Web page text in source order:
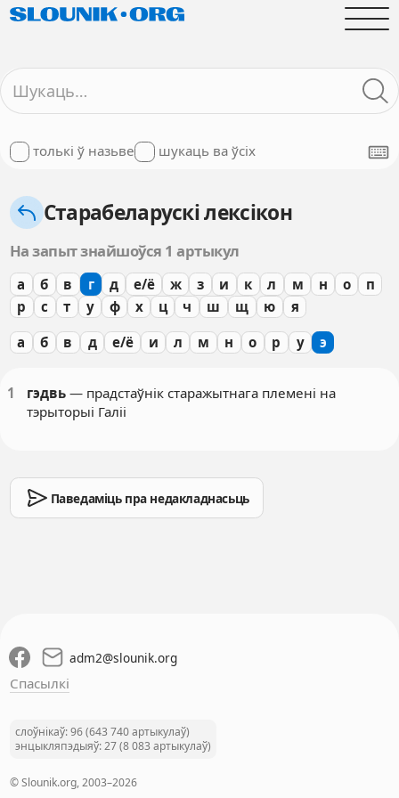
толькі ў назьве шукаць ва ўсіх
Старабеларускі лексікон
На запыт знайшоўся 1 артыкул
а б в г д е/ё ж з и к л м н о
п
р
с т у ф х ц ч ш щ ю я
а б в д е/ё и л м н о р у э
1 гэдвь — прадстаўнік старажытнага племені на
тэрыторыі Галіі
Паведаміць пра недакладнасьць
adm2@slounik.org
Спасылкі
слоўнікаў: 96 (643 740 артыкулаў)
энцыкляпэдыяў: 27 (8 083 артыкулаў)
© Slounik.org, 2003–2026